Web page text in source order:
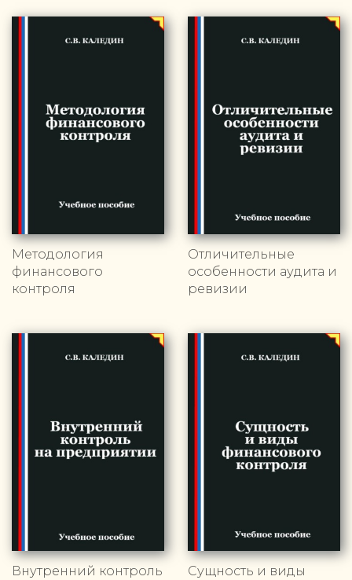
Методология
финансового
контроля
Отличительные
особенности аудита и
ревизии
Внутренний контроль
Сущность и виды